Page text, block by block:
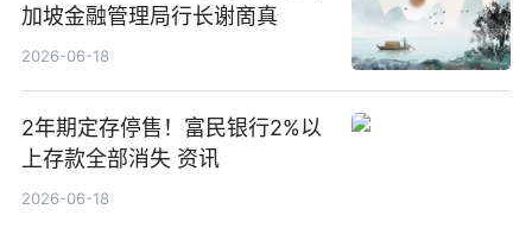
加坡金融管理局行长谢啇真
2026-06-18
2年期定存停售！富民银行2%以
上存款全部消失 资讯
2026-06-18